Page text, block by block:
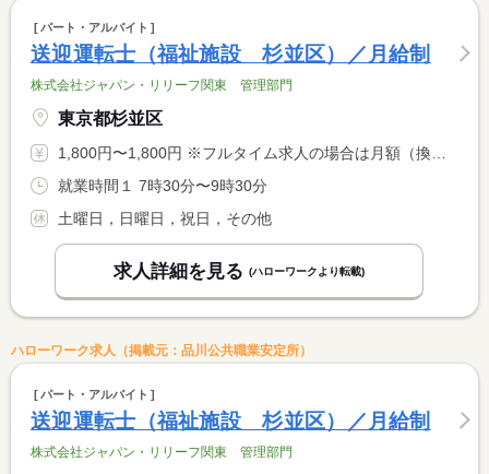
パート・アルバイト
送迎運転士（福祉施設 杉並区）／月給制
株式会社ジャパン・リリーフ関東 管理部門
東京都杉並区
1,800円〜1,800円 ※フルタイム求人の場合は月額（換算額）、パート求人の場合は時間額を表示しています。
就業時間１ 7時30分〜9時30分
土曜日，日曜日，祝日，その他
求人詳細を見る (ハローワークより転載)
ハローワーク求人（掲載元：品川公共職業安定所）
パート・アルバイト
送迎運転士（福祉施設 杉並区）／月給制
株式会社ジャパン・リリーフ関東 管理部門